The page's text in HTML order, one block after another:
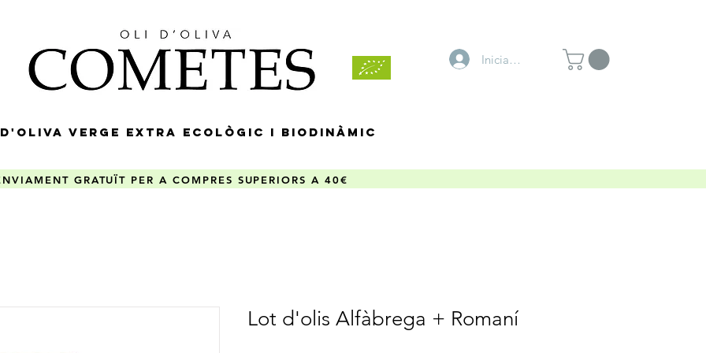
Inicia la sessió
VERGE EXTRA ECOLÒGIC I BIODINÀMIC
GRATUÏT PER A COMPRES SUPERIORS A 40€
Lot d'olis Alfàbrega + Romaní